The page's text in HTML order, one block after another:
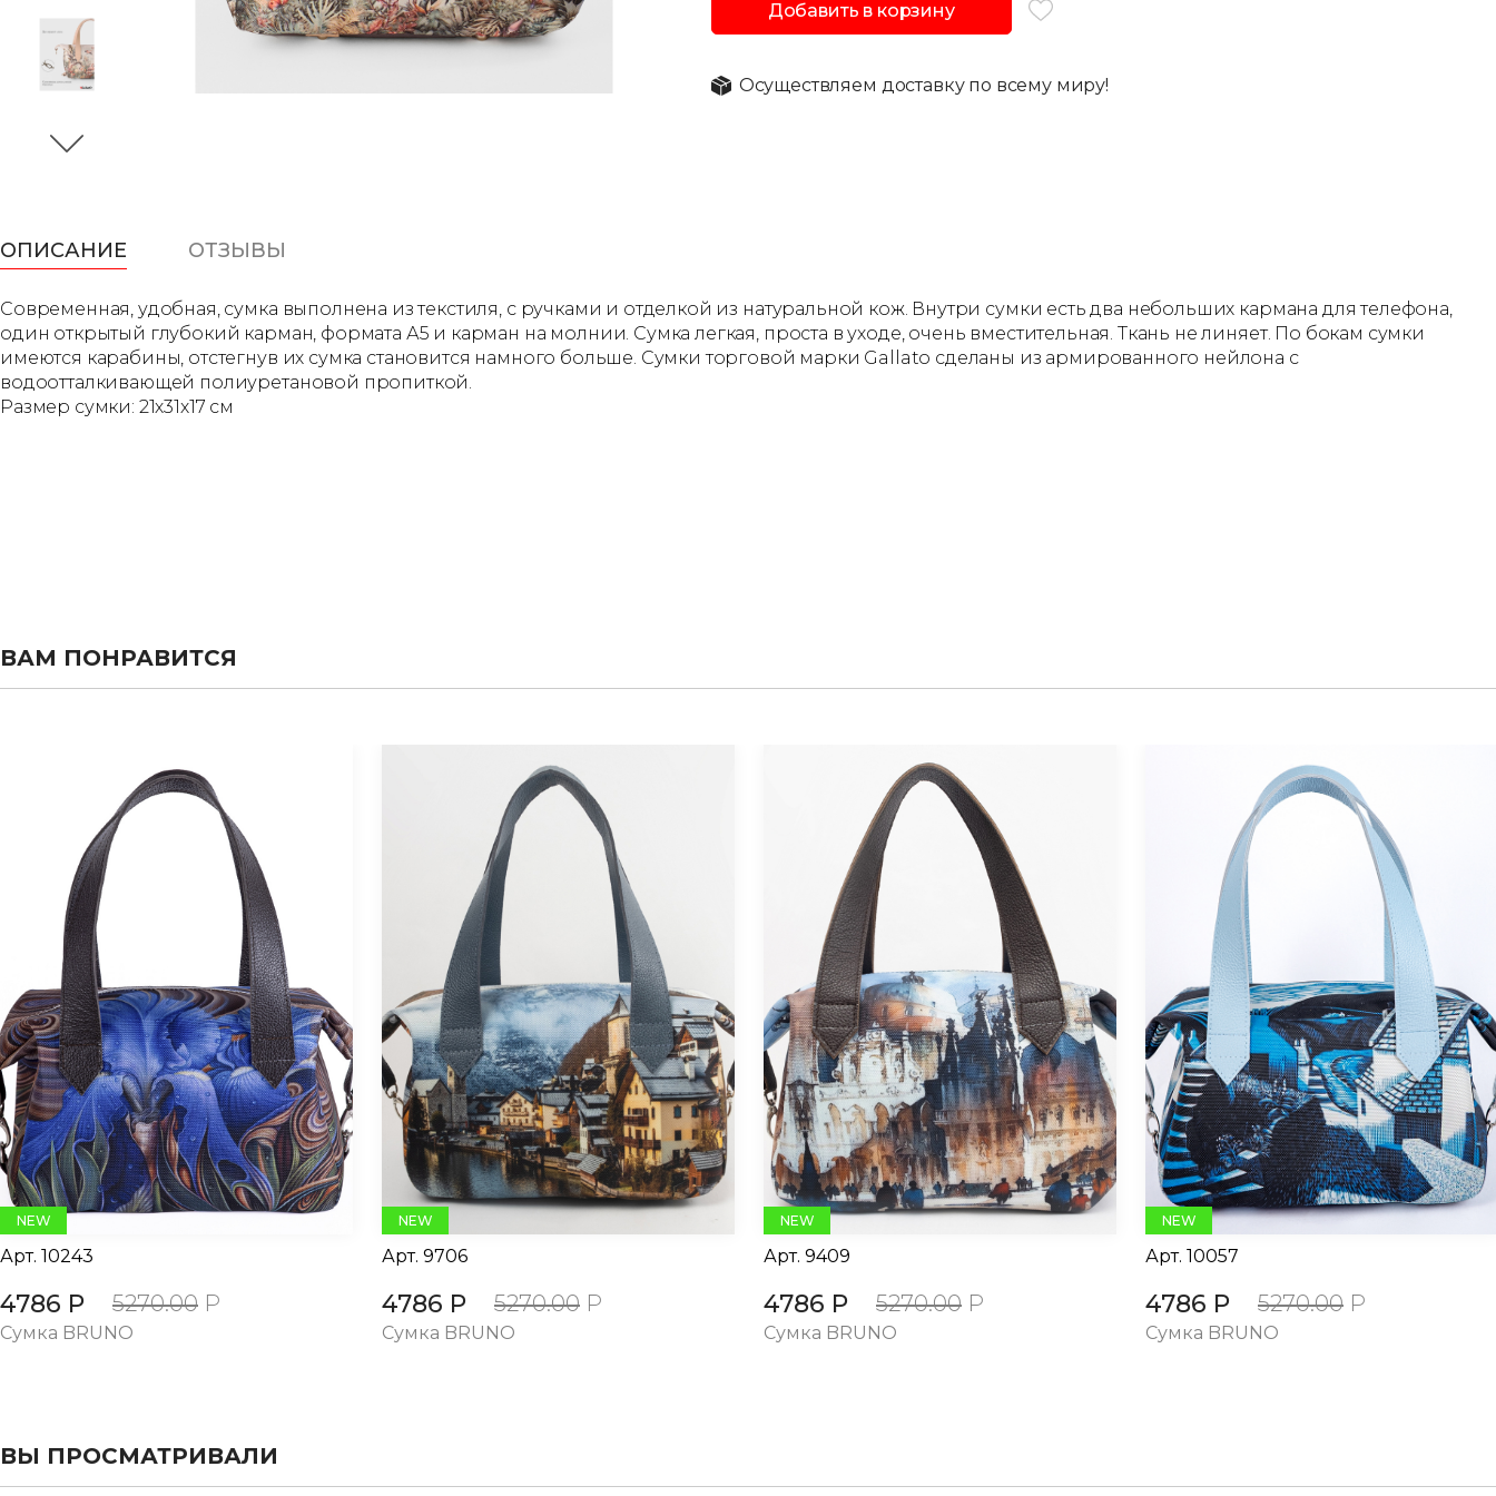
Добавить в корзину
Осуществляем доставку по всему миру!
ОПИСАНИЕ ОТЗЫВЫ
Современная, удобная, сумка выполнена из текстиля, с ручками и отделкой из натуральной кож. Внутри сумки есть два небольших кармана для телефона,
один открытый глубокий карман, формата А5 и карман на молнии. Сумка легкая, проста в уходе, очень вместительная. Ткань не линяет. По бокам сумки
имеются карабины, отстегнув их сумка становится намного больше. Сумки торговой марки Gallato сделаны из армированного нейлона с
водоотталкивающей полиуретановой пропиткой.
Размер сумки: 21х31х17 см
ВАМ ПОНРАВИТСЯ
NEW
Арт. 10243
4786 Р 5270.00 Р
Сумка BRUNO
NEW
Арт. 9706
4786 Р 5270.00 Р
Сумка BRUNO
NEW
Арт. 9409
4786 Р 5270.00 Р
Сумка BRUNO
NEW
Арт. 10057
4786 Р 5270.00 Р
Сумка BRUNO
ВЫ ПРОСМАТРИВАЛИ